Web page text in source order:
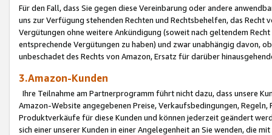
Für den Fall, dass Sie gegen diese Vereinbarung oder andere
uns zur Verfügung stehenden Rechten und Rechtsbehelfen, das
Vergütungen ohne weitere Ankündigung (soweit nach geltendem
entsprechende Vergütungen zu haben) und zwar unabhängig davon,
unbeschadet des Rechts von Amazon, Ersatz für darüber
3.Amazon-Kunden
Ihre Teilnahme am Partnerprogramm führt nicht dazu, dass unsere
Amazon-Website angegebenen Preise, Verkaufsbedingungen,
Produktverkäufe für diese Kunden und können jederzeit geändert
sich einer unserer Kunden in einer Angelegenheit an Sie wenden, die